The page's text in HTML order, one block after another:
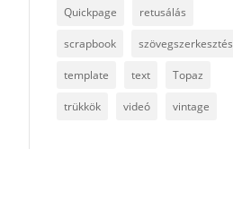
Quickpage retusálás
scrapbook szövegszerkesztés
template text Topaz
trükkök videó vintage